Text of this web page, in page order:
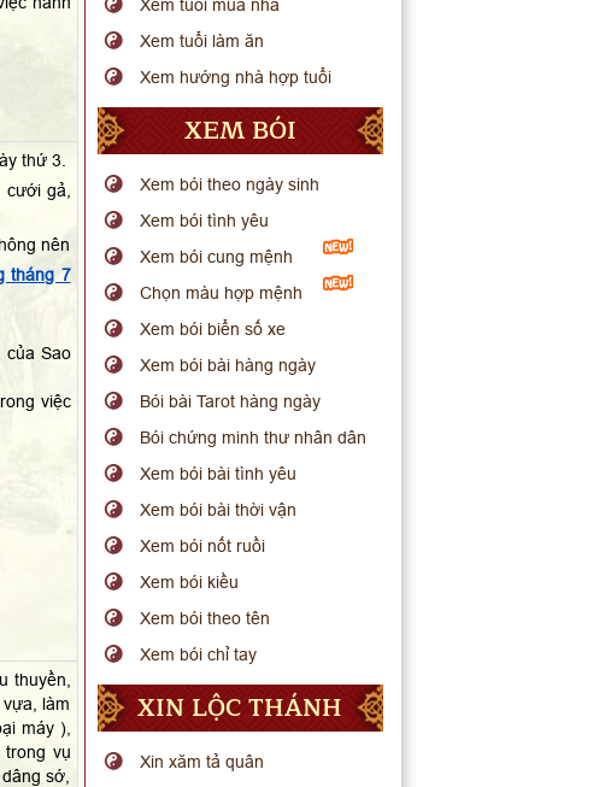
thứ 3.
gả,
nên
tháng 7
của Sao
việc
thuyền,
làm
máy ),
trong vụ
sớ,
Xem tuổi mua nhà
Xem tuổi làm ăn
Xem hướng nhà hợp tuổi
XEM BÓI
Xem bói theo ngày sinh
Xem bói tình yêu
Xem bói cung mệnh
Chọn màu hợp mệnh
Xem bói biển số xe
Xem bói bài hàng ngày
Bói bài Tarot hàng ngày
Bói chứng minh thư nhân dân
Xem bói bài tình yêu
Xem bói bài thời vận
Xem bói nốt ruồi
Xem bói kiều
Xem bói theo tên
Xem bói chỉ tay
XIN LỘC THÁNH
Xin xăm tả quân